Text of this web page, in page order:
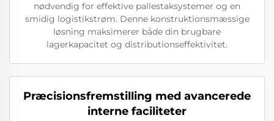
nødvendig for effektive pallestaksystemer og en
smidig logistikstrøm. Denne konstruktionsmæssige
løsning maksimerer både din brugbare
lagerkapacitet og distributionseffektivitet.
Præcisionsfremstilling med avancerede
interne faciliteter